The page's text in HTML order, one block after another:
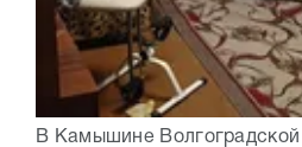
В Камышине Волгоградской